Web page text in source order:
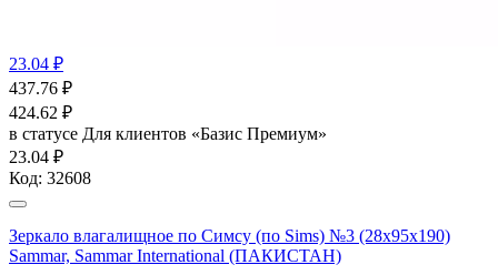
23.04 ₽
437.76 ₽
424.62 ₽
в статусе Для клиентов «Базис Премиум»
23.04 ₽
Код: 32608
Зеркало влагалищное по Симсу (по Sims) №3 (28х95х190)
Sammar, Sammar International (ПАКИСТАН)